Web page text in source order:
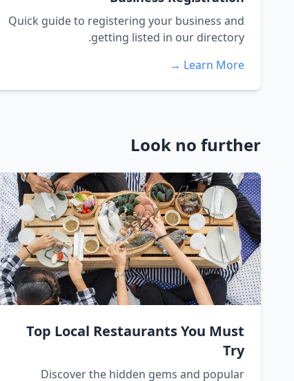
Quick guide to registering your business and
getting listed in our directory.
Learn More →
Look no further
Top Local Restaurants You Must
Try
Discover the hidden gems and popular